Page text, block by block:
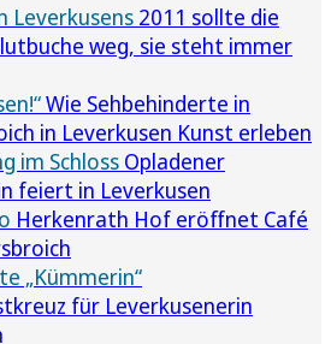
Leverkusens 2011 sollte die
weg, sie steht immer
Wie Sehbehinderte in
in Leverkusen Kunst erleben
im Schloss Opladener
feiert in Leverkusen
Herkenrath Hof eröffnet Café
„Kümmerin“
für Leverkusenerin